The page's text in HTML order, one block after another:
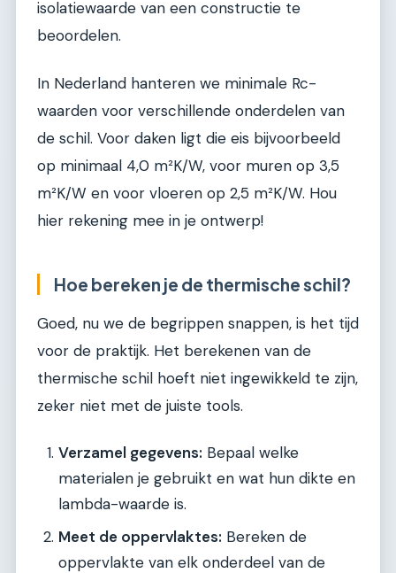
isolatiewaarde van een constructie te
beoordelen.
In Nederland hanteren we minimale Rc-
waarden voor verschillende onderdelen van
de schil. Voor daken ligt die eis bijvoorbeeld
op minimaal 4,0 m²K/W, voor muren op 3,5
m²K/W en voor vloeren op 2,5 m²K/W. Hou
hier rekening mee in je ontwerp!
Hoe bereken je de thermische schil?
Goed, nu we de begrippen snappen, is het tijd
voor de praktijk. Het berekenen van de
thermische schil hoeft niet ingewikkeld te zijn,
zeker niet met de juiste tools.
Verzamel gegevens: Bepaal welke
materialen je gebruikt en wat hun dikte en
lambda-waarde is.
Meet de oppervlaktes: Bereken de
oppervlakte van elk onderdeel van de